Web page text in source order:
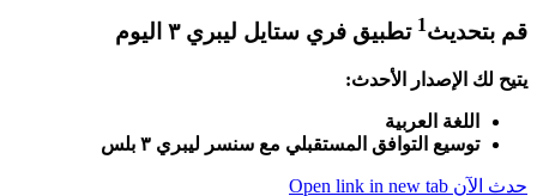
قم بتحديث1 تطبيق فري ستايل ليبري ٣ اليوم
يتيح لك الإصدار الأحدث:
اللغة العربية
توسيع التوافق المستقبلي مع سنسر ليبري ٣ بلس
حدث الآن Open link in new tab